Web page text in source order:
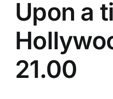
Upon a
21.00